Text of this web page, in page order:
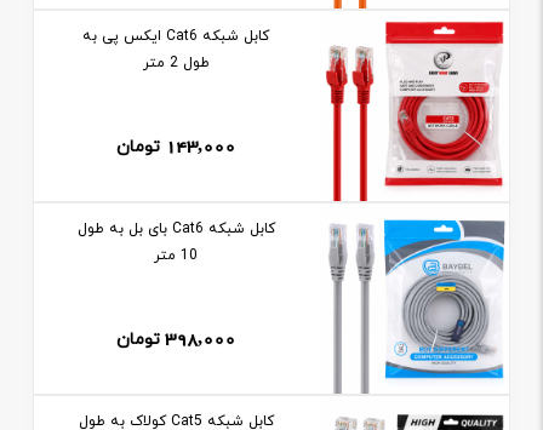
کابل شبکه Cat6 ايکس پی به
طول 2 متر
143,000 تومان
کابل شبکه Cat6 بای بل به طول
10 متر
398,000 تومان
کابل شبکه Cat5 کولاک به طول